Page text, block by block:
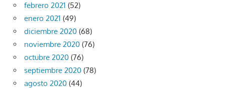
febrero 2021 (52)
enero 2021 (49)
diciembre 2020 (68)
noviembre 2020 (76)
octubre 2020 (76)
septiembre 2020 (78)
agosto 2020 (44)